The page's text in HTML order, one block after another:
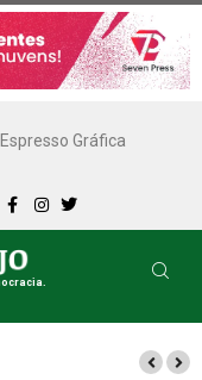
Espresso Gráfica